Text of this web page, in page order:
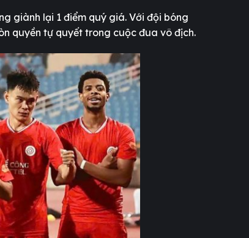
giành lại 1 điểm quý giá. Với đội bóng
quyền tự quyết trong cuộc đua vô địch.